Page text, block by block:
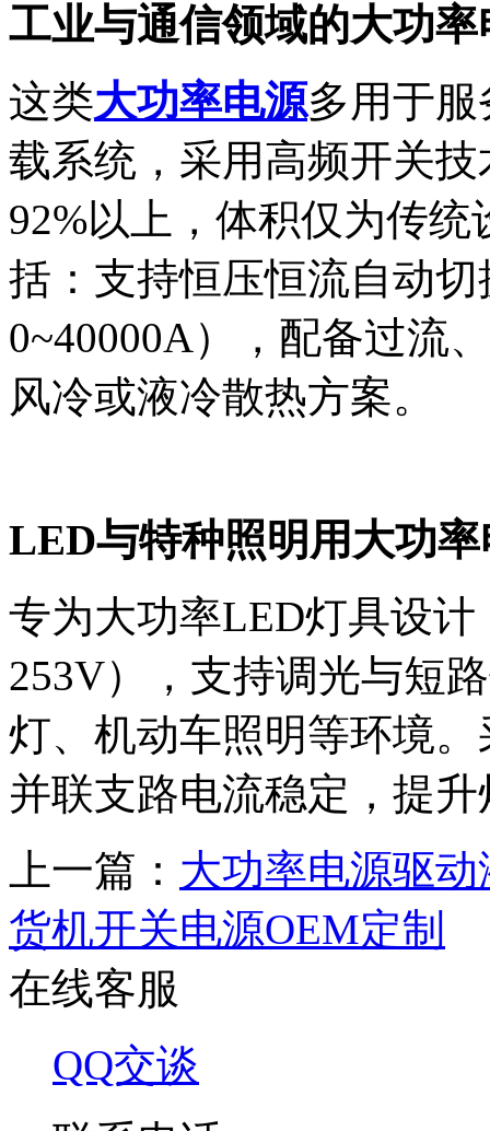
工业与通信领域的大功率
这类大功率电源多用于
载系统，采用高频开关
92%以上，体积仅为传统
括： 支持恒压恒流自动切
0~40000A）， 配备过流
风冷或液冷散热方案。
LED与特种照明用大功率
专为大功率LED灯具设
253V），支持调光与短
灯、机动车照明等环境。
并联支路电流稳定，提
上一篇： 大功率电源驱
货机开关电源OEM定制
在线客服
QQ交谈